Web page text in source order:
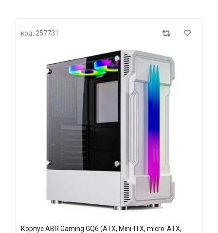
код: 257731
Корпус ABR Gaming GQ6 (ATX, Mini-ITX, micro-ATX,